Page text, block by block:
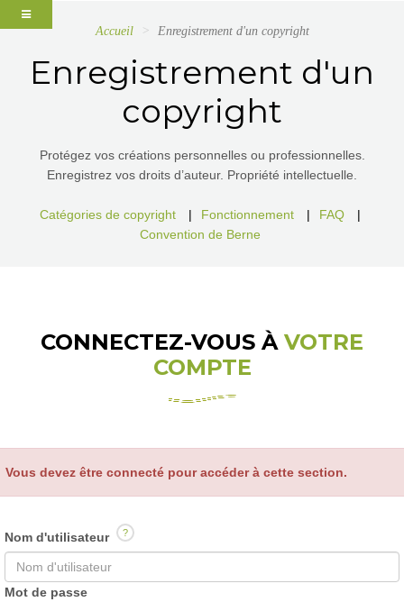
Accueil Enregistrement d'un copyright
Enregistrement d'un
copyright
Protégez vos créations personnelles ou professionnelles.
Enregistrez vos droits d’auteur. Propriété intellectuelle.
Catégories de copyright | Fonctionnement | FAQ
|
Convention de Berne
CONNECTEZ-VOUS À VOTRE
COMPTE
Vous devez être connecté pour accéder à cette section.
Nom d'utilisateur ?
Mot de passe